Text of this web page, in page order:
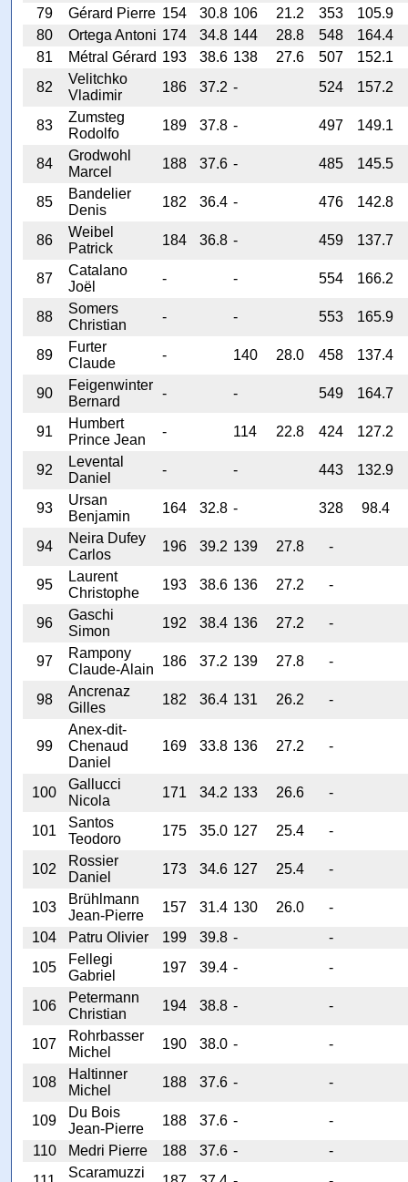
79
Gérard Pierre 154 30.8 106 21.2 353 105.9
80
Ortega Antoni 174 34.8 144 28.8 548
164.4
81
Métral Gérard 193 38.6 138 27.6 507
152.1
82
Velitchko
Vladimir
186 37.2 - 524 157.2
83
Zumsteg
Rodolfo
189 37.8 - 497 149.1
84
Grodwohl
Marcel
188 37.6 - 485 145.5
85
Bandelier
Denis
182 36.4 - 476 142.8
86
Weibel
Patrick
184 36.8 - 459 137.7
87
Catalano
Joël
- - 554 166.2
88
Somers
Christian
- - 553 165.9
89
Furter
Claude
- 140 28.0 458 137.4
90
Feigenwinter
Bernard
- - 549 164.7
91
Humbert
Prince Jean
- 114 22.8 424 127.2
92
Levental
Daniel
- - 443 132.9
93
Ursan
Benjamin
164 32.8 - 328 98.4
94
Neira Dufey
Carlos
196 39.2 139 27.8 -
95
Laurent
Christophe
193 38.6 136 27.2 -
96
Gaschi
Simon
192 38.4 136 27.2 -
97
Rampony
Claude-Alain
186 37.2 139 27.8 -
98
Ancrenaz
Gilles
182 36.4 131 26.2 -
99
Anex-dit-
Chenaud
Daniel
169 33.8 136 27.2 -
100
Gallucci
Nicola
171 34.2 133 26.6 -
101
Santos
Teodoro
175 35.0 127 25.4 -
102
Rossier
Daniel
173 34.6 127 25.4 -
103
Brühlmann
Jean-Pierre
157 31.4 130 26.0
-
104
Patru Olivier 199 39.8 -
-
105
Fellegi
Gabriel
197 39.4 - -
106
Petermann
Christian
194 38.8 - -
107
Rohrbasser
Michel
190 38.0 - -
108
Haltinner
Michel
188 37.6 - -
109
Du Bois
Jean-Pierre
188 37.6 -
-
110
Medri Pierre 188 37.6 -
-
Scaramuzzi